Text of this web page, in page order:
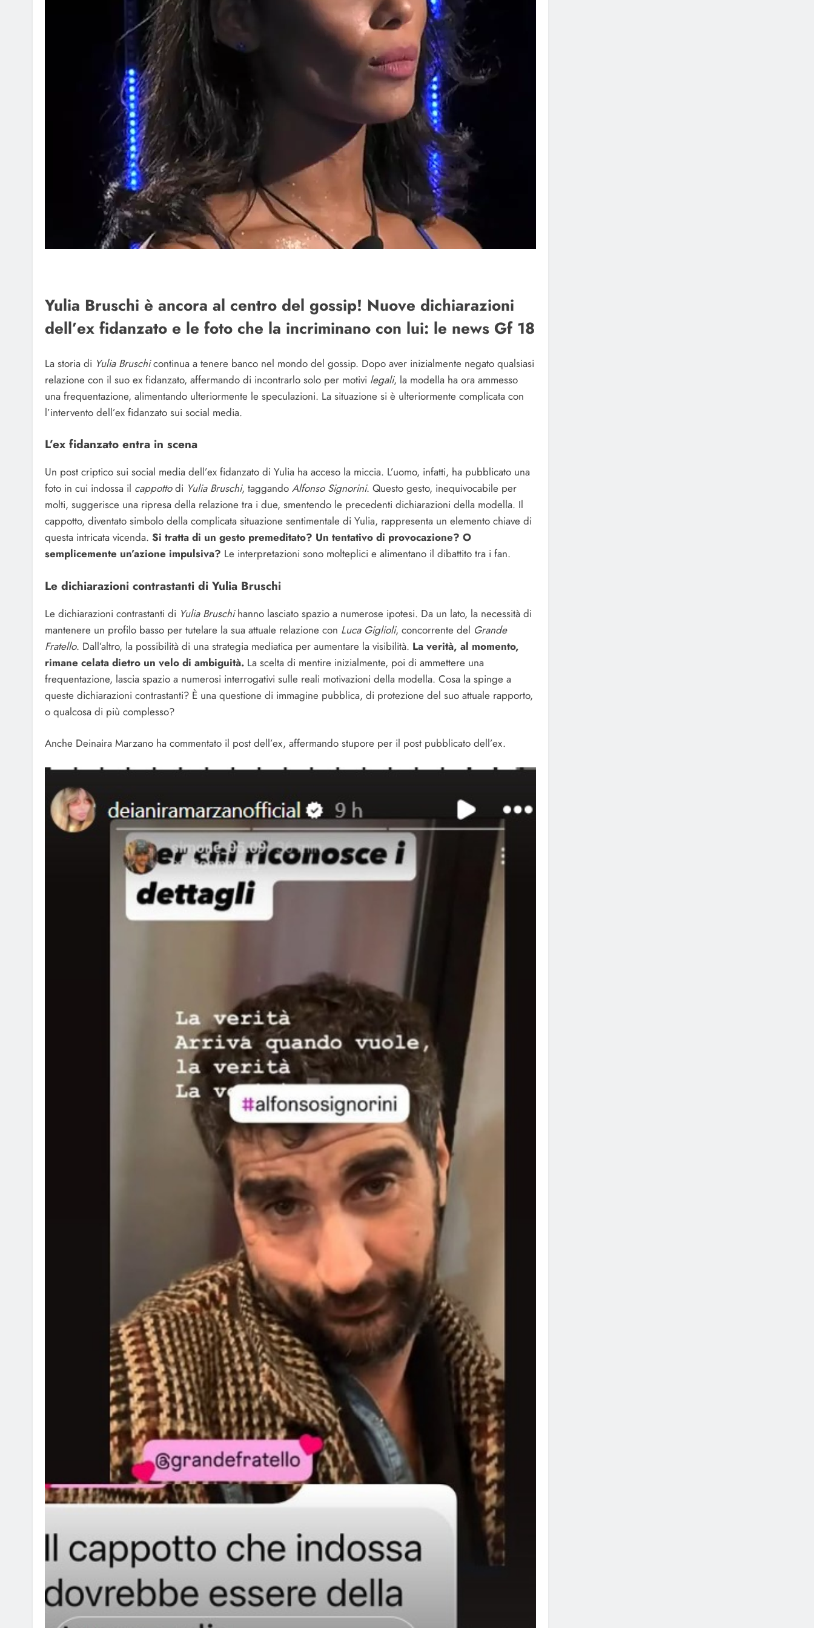
Yulia Bruschi è ancora al centro del gossip! Nuove dichiarazioni
dell’ex fidanzato e le foto che la incriminano con lui: le news Gf 18
La storia di Yulia Bruschicontinua a tenere banco nel mondo del gossip. Dopo aver inizialmente negato qualsiasi
relazione con il suo ex fidanzato, affermando di incontrarlo solo per motivi legali, la modella ha ora ammesso
una frequentazione, alimentando ulteriormente le speculazioni. La situazione si è ulteriormente complicata con
l’intervento dell’ex fidanzato sui social media.
L’ex fidanzato entra in scena
Un post criptico sui social media dell’ex fidanzato di Yulia ha acceso la miccia. L’uomo, infatti, ha pubblicato una
foto in cui indossa il cappottodi Yulia Bruschi, taggando Alfonso Signorini. Questo gesto, inequivocabile per
molti, suggerisce una ripresa della relazione tra i due, smentendo le precedenti dichiarazioni della modella. Il
cappotto, diventato simbolo della complicata situazione sentimentale di Yulia, rappresenta un elemento chiave di
questa intricata vicenda. Si tratta di un gesto premeditato? Un tentativo di provocazione? O
semplicemente un’azione impulsiva? Le interpretazioni sono molteplici e alimentano il dibattito tra i fan.
Le dichiarazioni contrastanti di Yulia Bruschi
Le dichiarazioni contrastanti di Yulia Bruschihanno lasciato spazio a numerose ipotesi. Da un lato, la necessità di
mantenere un profilo basso per tutelare la sua attuale relazione con Luca Giglioli, concorrente del Grande
Fratello. Dall’altro, la possibilità di una strategia mediatica per aumentare la visibilità. La verità, al momento,
rimane celata dietro un velo di ambiguità. La scelta di mentire inizialmente, poi di ammettere una
frequentazione, lascia spazio a numerosi interrogativi sulle reali motivazioni della modella. Cosa la spinge a
queste dichiarazioni contrastanti? È una questione di immagine pubblica, di protezione del suo attuale rapporto,
o qualcosa di più complesso?
Anche Deinaira Marzano ha commentato il post dell’ex, affermando stupore per il post pubblicato dell’ex.